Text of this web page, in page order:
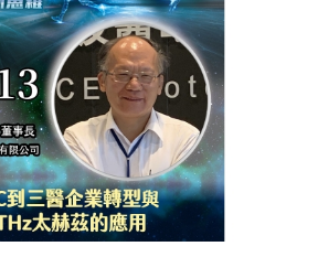
s
A
p
p
W
e
i
b
o